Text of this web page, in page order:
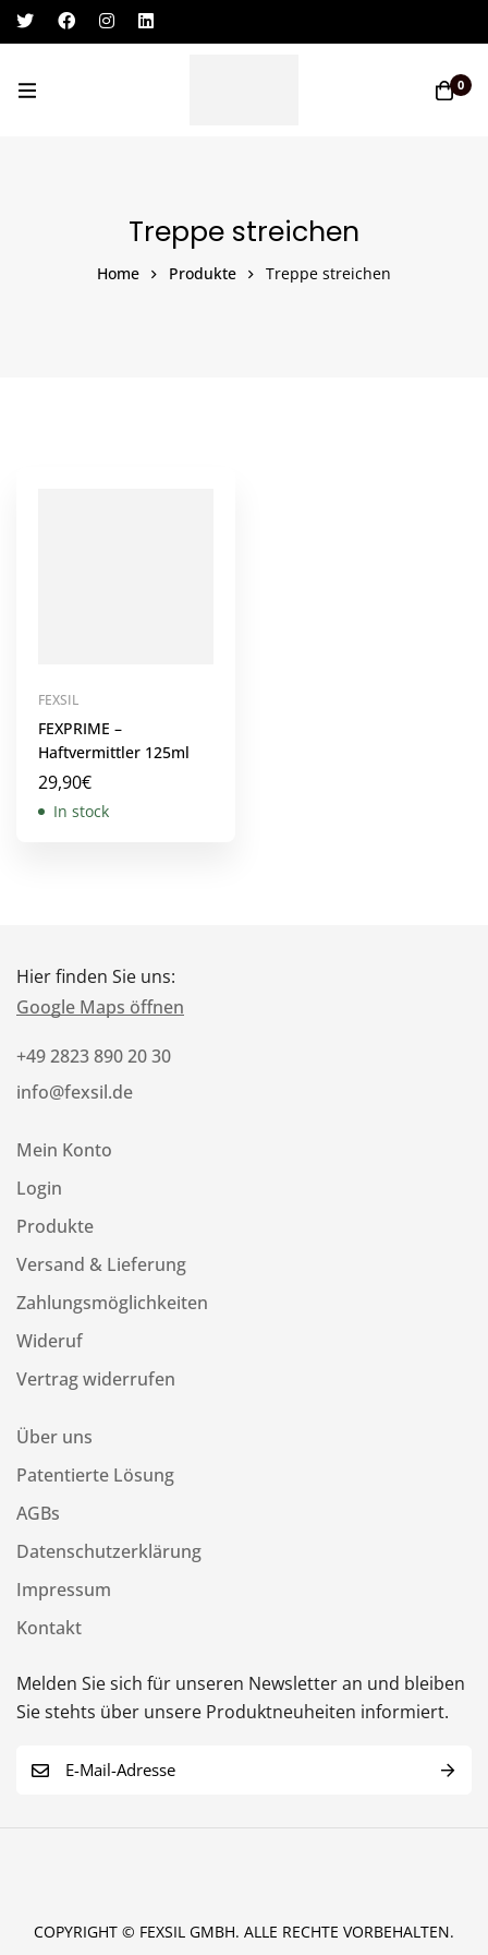
0
Treppe streichen
Home Produkte Treppe streichen
FEXSIL
FEXPRIME –
Haftvermittler 125ml
29,90€
In stock
Hier finden Sie uns:
Google Maps öffnen
+49 2823 890 20 30
info@fexsil.de
Mein Konto
Login
Produkte
Versand & Lieferung
Zahlungsmöglichkeiten
Wideruf
Vertrag widerrufen
Über uns
Patentierte Lösung
AGBs
Datenschutzerklärung
Impressum
Kontakt
Melden Sie sich für unseren Newsletter an und bleiben
Sie stehts über unsere Produktneuheiten informiert.
COPYRIGHT © FEXSIL GMBH. ALLE RECHTE VORBEHALTEN.